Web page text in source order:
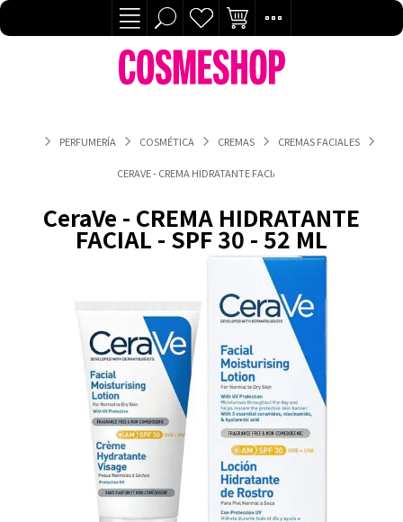
PERFUMERÍA COSMÉTICA CREMAS CREMAS FACIALES
CERAVE - CREMA HIDRATANTE FACIAL - SPF 30 - 52 ML
CeraVe - CREMA HIDRATANTE
FACIAL - SPF 30 - 52 ML